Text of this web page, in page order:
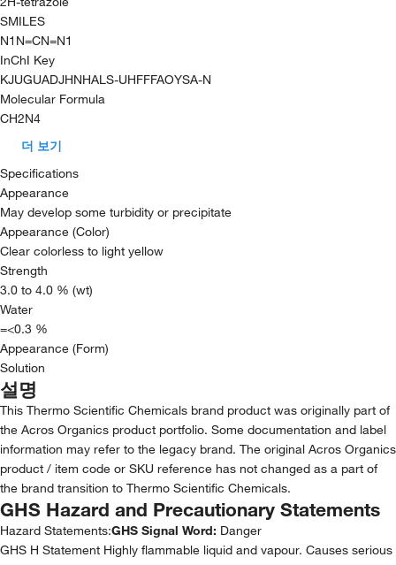
SMILES
N1N=CN=N1
InChI Key
KJUGUADJHNHALS-UHFFFAOYSA-N
Molecular Formula
CH2N4
더 보기
Specifications
Appearance
May develop some turbidity or precipitate
Appearance (Color)
Clear colorless to light yellow
Strength
3.0 to 4.0 % (wt)
Water
=<0.3 %
Appearance (Form)
Solution
설명
This Thermo Scientific Chemicals brand product was originally part of
the Acros Organics product portfolio. Some documentation and label
information may refer to the legacy brand. The original Acros Organics
product / item code or SKU reference has not changed as a part of
the brand transition to Thermo Scientific Chemicals.
GHS Hazard and Precautionary Statements
Hazard Statements:GHS Signal Word: Danger
GHS H Statement Highly flammable liquid and vapour. Causes serious